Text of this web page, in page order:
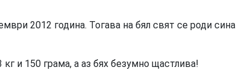
2012 година. Тогава на бял свят се роди сина
и 150 грама, а аз бях безумно щастлива!